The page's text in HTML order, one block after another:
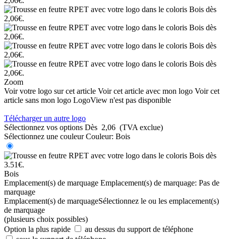
Zoom
Voir votre logo sur cet article Voir cet article avec mon logo Voir cet
article sans mon logo LogoView n'est pas disponible
Télécharger un autre logo
Sélectionnez vos options Dès 2,06 (TVA exclue)
Sélectionnez une couleur Couleur: Bois
Bois
Emplacement(s) de marquage Emplacement(s) de marquage: Pas de
marquage
Emplacement(s) de marquageSélectionnez le ou les emplacement(s)
de marquage
(plusieurs choix possibles)
Option la plus rapide
au dessus du support de téléphone